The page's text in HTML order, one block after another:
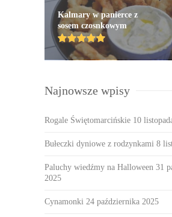
Kalmary w panierce z
sosem czosnkowym
Najnowsze wpisy
Rogale Świętomarcińskie 10
Bułeczki dyniowe z rodzynkami 8
Paluchy wiedźmy na Halloween 31
2025
Cynamonki 24 października 2025